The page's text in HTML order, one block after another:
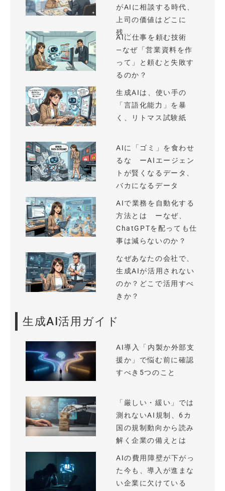
がAIに相談する時代、
上司の価値はどこに
残...
AIに仕事を頼む技術
—なぜ「営業資料を作
って」と頼むと失敗す
るのか？
生成AIは、使い手の
「言語化能力」を暴
く、リトマス試験紙
AIに「ゴミ」を食わせ
るな ーAIエージェン
トが賢くなるデータ、
バカになるデータ
AIで業務を自動化する
方法とは ーなぜ、
ChatGPTを配っても仕
事は減らないのか？
なぜあなたの会社で、
生成AIが活用されない
のか？どこで活用すべ
きか？
生成AI活用ガイド
AI導入「内製か外部支
援か」で悩む前に確認
すべき5つのこと
「厳しい・緩い」では
測れないAI規制、6カ
国の規制動向から読み
解く企業の備えとは
AIの費用障壁が下がっ
た今も、導入が進まな
い企業に欠けている